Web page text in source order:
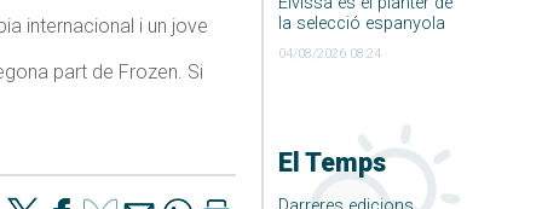
la selecció espanyola
04/08/2026 08:24
El Temps
internacional i un jove
part de Frozen. Si